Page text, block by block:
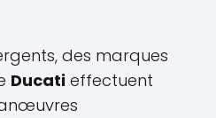
des marques
Ducati effectuent